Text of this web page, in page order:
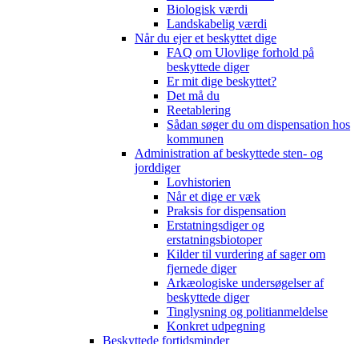
Biologisk værdi
Landskabelig værdi
Når du ejer et beskyttet dige
FAQ om Ulovlige forhold på
beskyttede diger
Er mit dige beskyttet?
Det må du
Reetablering
Sådan søger du om dispensation hos
kommunen
Administration af beskyttede sten- og
jorddiger
Lovhistorien
Når et dige er væk
Praksis for dispensation
Erstatningsdiger og
erstatningsbiotoper
Kilder til vurdering af sager om
fjernede diger
Arkæologiske undersøgelser af
beskyttede diger
Tinglysning og politianmeldelse
Konkret udpegning
Beskyttede fortidsminder